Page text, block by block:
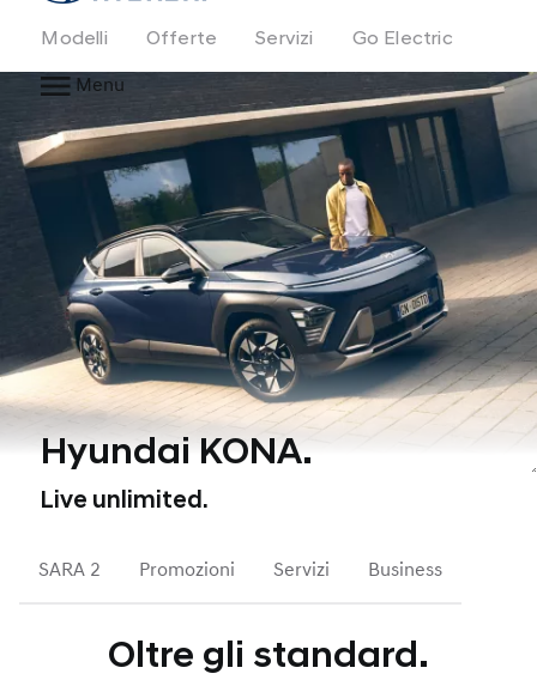
Modelli Offerte Servizi
Go Electric
Menu
Hyundai KONA.
Live unlimited.
SARA 2 Promozioni Servizi Business
Oltre gli standard.